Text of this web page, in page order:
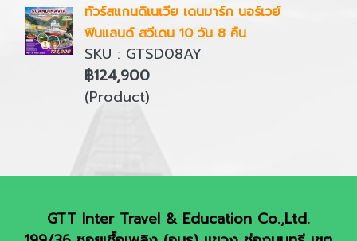
ทัวร์สแกนดิเนเวีย เดนมาร์ก นอร์เวย์
ฟินแลนด์ สวีเดน 10 วัน 8 คืน
SKU : GTSD08AY
฿124,900
(Product)
GTT Inter Travel & Education Co.,Ltd.